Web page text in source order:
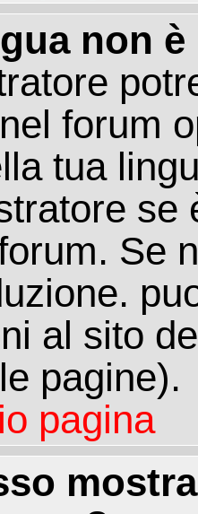
non
forum
tua
se
Se
al sito
pagine).
pagina